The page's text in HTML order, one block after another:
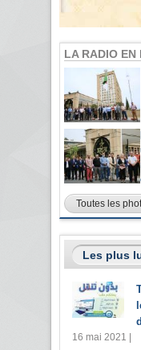
LA RADIO EN
Toutes les
Les plus
16 mai 2021 |